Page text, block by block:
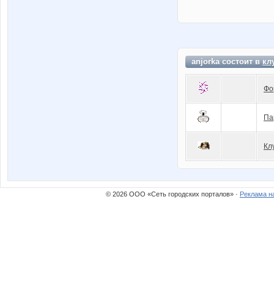
anjorka состоит в
© 2026 ООО «Сеть городских порталов» · Реклама